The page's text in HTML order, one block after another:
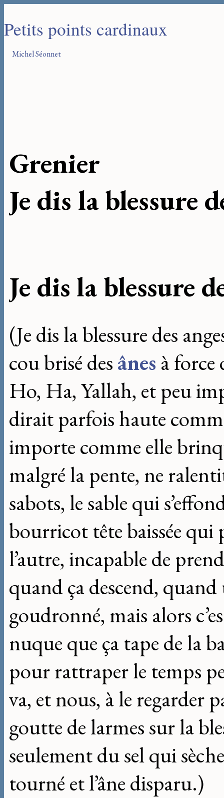
Petits points cardinaux
Michel Séonnet
Grenier
Je dis la blessure
Je dis la blessure
(Je dis la blessure des
cou brisé desânes à force
Ho, Ha, Yallah, et peu
dirait parfois haute
importe comme elle
malgré la pente, ne
sabots, le sable qui
bourricot tête baissée qui
l’autre, incapable de
quand ça descend,
goudronné, mais alors
nuque que ça tape de la
pour rattraper le temps
va, et nous, à le regarder
goutte de larmes sur la
seulement du sel qui
tourné et l’âne disparu.)